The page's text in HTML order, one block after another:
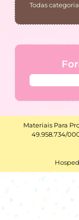
Todas
Materiais Para
49.958.734/